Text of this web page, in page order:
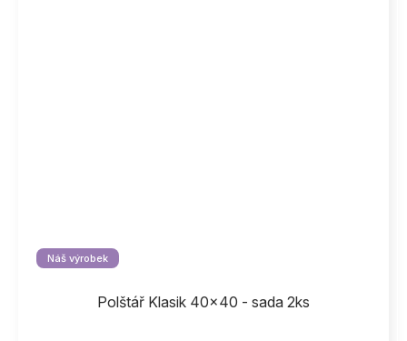
Náš výrobek
Polštář Klasik 40x40 - sada 2ks